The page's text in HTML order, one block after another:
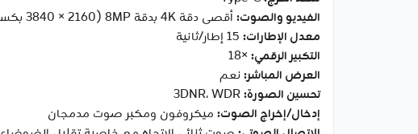
الفيديو والصوت:أقصى دقة ‎4K‎ بدقة ‎8MP‎ ‏(‎3840 × 2160‎ بكسل)
معدل الإطارات:
التكبير الرقمي:
العرض المباشر:نعم
تحسين الصورة:
إدخال/إخراج الصوت: ميكروفون ومكبر صوت مدمجان